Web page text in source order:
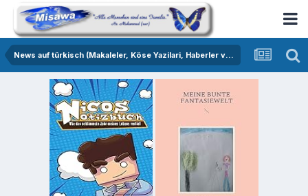
News auf türkisch (Makaleler, Köse Yazilari, Haberler vs.)